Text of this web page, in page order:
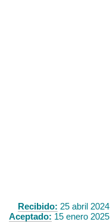
Recibido: 25 abril 2024
Aceptado: 15 enero 2025